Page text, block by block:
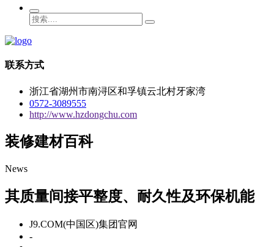
联系方式
浙江省湖州市南浔区和孚镇云北村牙家湾
0572-3089555
http://www.hzdongchu.com
装修建材百科
News
其质量间接平整度、耐久性及环保机能
J9.COM(中国区)集团官网
-